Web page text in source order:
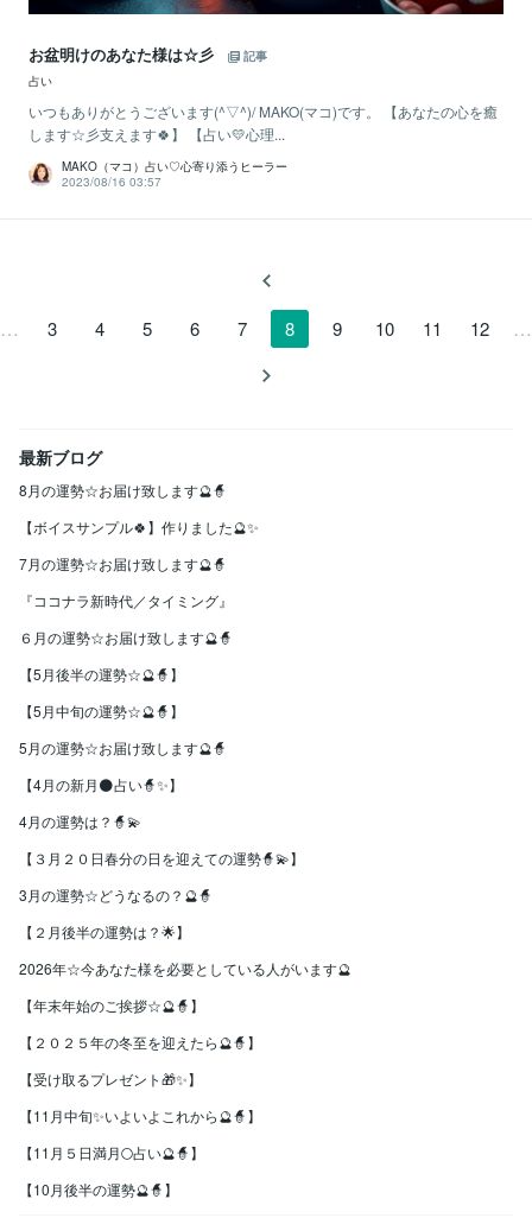
お盆明けのあなた様は☆彡
記事
占い
いつもありがとうございます(^▽^)/ MAKO(マコ)です。 【あなたの心を癒
します☆彡支えます🍀】 【占い💛心理...
MAKO（マコ）占い♡心寄り添うヒーラー
2023/08/16 03:57
… 3 4 5 6 7 8 9 10 11 12 …
最新ブログ
8月の運勢☆お届け致します🔮🧙
【ボイスサンプル🍀】作りました🔮✨
7月の運勢☆お届け致します🔮🧙
『ココナラ新時代／タイミング』
６月の運勢☆お届け致します🔮🧙
【5月後半の運勢☆🔮🧙】
【5月中旬の運勢☆🔮🧙】
5月の運勢☆お届け致します🔮🧙
【4月の新月🌑占い🧙✨】
4月の運勢は？🧙💫
【３月２０日春分の日を迎えての運勢🧙💫】
3月の運勢☆どうなるの？🔮🧙
【２月後半の運勢は？🌟】
2026年☆今あなた様を必要としている人がいます🔮
【年末年始のご挨拶☆🔮🧙】
【２０２５年の冬至を迎えたら🔮🧙】
【受け取るプレゼント🎁✨】
【11月中旬✨いよいよこれから🔮🧙】
【11月５日満月🌕占い🔮🧙】
【10月後半の運勢🔮🧙】